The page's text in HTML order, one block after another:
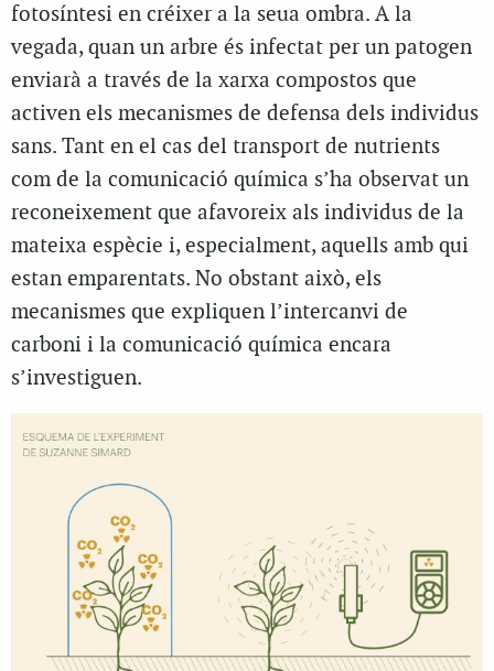
fotosíntesi en créixer a la seua ombra. A la
vegada, quan un arbre és infectat per un patogen
enviarà a través de la xarxa compostos que
activen els mecanismes de defensa dels individus
sans. Tant en el cas del transport de nutrients
com de la comunicació química s’ha observat un
reconeixement que afavoreix als individus de la
mateixa espècie i, especialment, aquells amb qui
estan emparentats. No obstant això, els
mecanismes que expliquen l’intercanvi de
carboni i la comunicació química encara
s’investiguen.